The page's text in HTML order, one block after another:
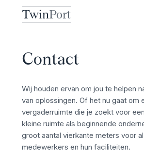
Contact
Wij houden ervan om jou te helpen
van oplossingen. Of het nu gaat om
vergaderruimte die je zoekt voor
kleine ruimte als beginnende
groot aantal vierkante meters voor
medewerkers en hun faciliteiten.
TwinPort